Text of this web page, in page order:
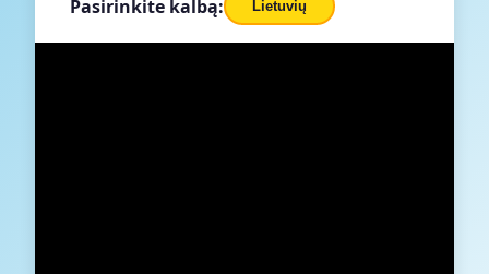
Pasirinkite kalbą: Lietuvių